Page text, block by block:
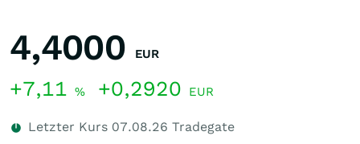
4,4000 EUR
+7,11 % +0,2920 EUR
Letzter Kurs 07.08.26 Tradegate